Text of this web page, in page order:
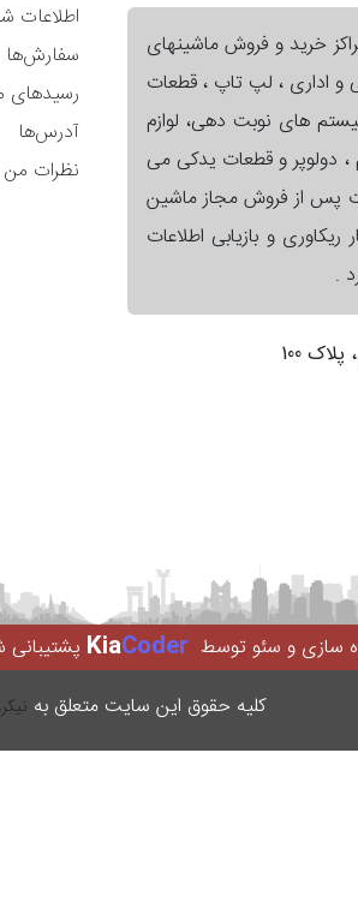
خرید و فروش ماشینهای
و اداری ، لپ تاپ ، قطعات
های نوبت دهی، لوازم
، دولوپر و قطعات یدکی می
پس از فروش مجاز ماشین
و بازیابی اطلاعات
.
سفارش‌ها
رسیدهای
آدرس‌ها
نظرات من
100
سازی و سئو توسط KiaCoder
کليه حقوق اين سایت متعلق به